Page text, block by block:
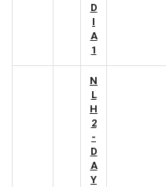
D
I
A
1
N
L
H
2
-
D
A
Y